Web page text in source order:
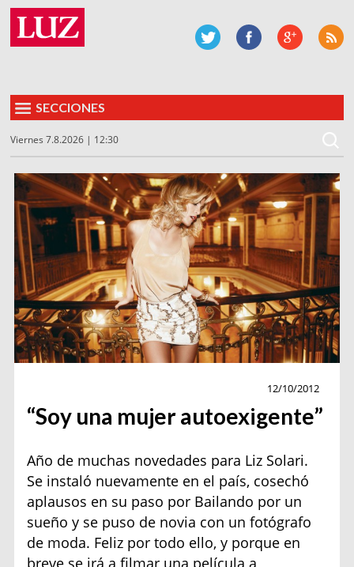
SECCIONES
Viernes 7.8.2026 | 12:30
12/10/2012
“Soy una mujer autoexigente”
Año de muchas novedades para Liz Solari.
Se instaló nuevamente en el país, cosechó
aplausos en su paso por Bailando por un
sueño y se puso de novia con un fotógrafo
de moda. Feliz por todo ello, y porque en
breve se irá a filmar una película a